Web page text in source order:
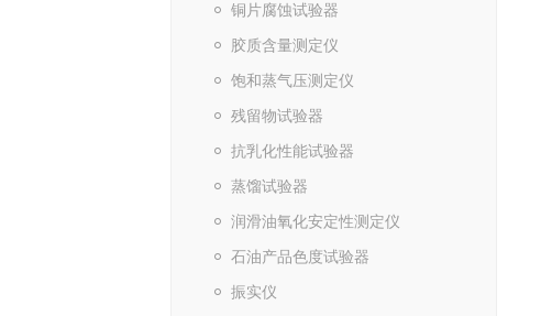
铜片腐蚀试验器
胶质含量测定仪
饱和蒸气压测定仪
残留物试验器
抗乳化性能试验器
蒸馏试验器
润滑油氧化安定性测定仪
石油产品色度试验器
振实仪